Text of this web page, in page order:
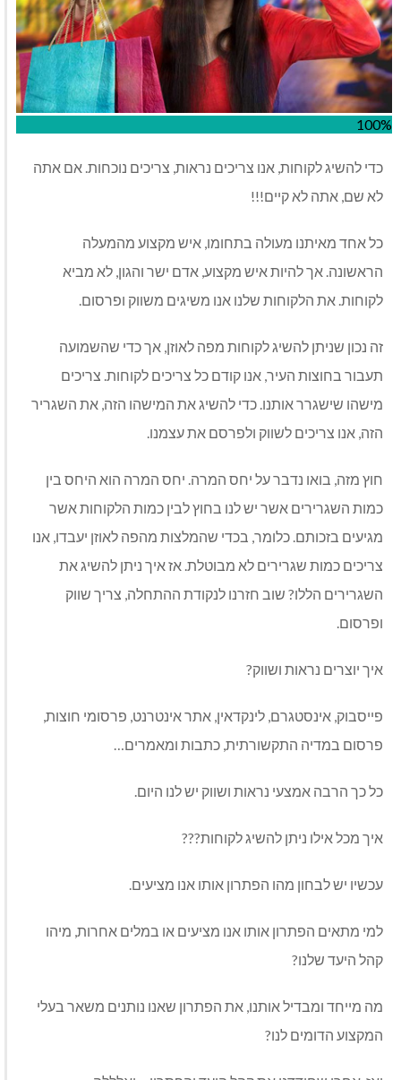
100%
כדי להשיג לקוחות, אנו צריכים נראות, צריכים נוכחות. אם אתה
לא שם, אתה לא קיים!!!
כל אחד מאיתנו מעולה בתחומו, איש מקצוע מהמעלה
הראשונה. אך להיות איש מקצוע, אדם ישר והגון, לא מביא
לקוחות. את הלקוחות שלנו אנו משיגים משווק ופרסום.
זה נכון שניתן להשיג לקוחות מפה לאוזן, אך כדי שהשמועה
תעבור בחוצות העיר, אנו קודם כל צריכים לקוחות. צריכים
מישהו שישגרר אותנו. כדי להשיג את המישהו הזה, את השגריר
הזה, אנו צריכים לשווק ולפרסם את עצמנו.
חוץ מזה, בואו נדבר על יחס המרה. יחס המרה הוא היחס בין
כמות השגרירים אשר יש לנו בחוץ לבין כמות הלקוחות אשר
מגיעים בזכותם. כלומר, בכדי שהמלצות מהפה לאוזן יעבדו, אנו
צריכים כמות שגרירים לא מבוטלת. אז איך ניתן להשיג את
השגרירים הללו? שוב חזרנו לנקודת ההתחלה, צריך שווק
ופרסום.
איך יוצרים נראות ושווק?
פייסבוק, אינסטגרם, לינקדאין, אתר אינטרנט, פרסומי חוצות,
פרסום במדיה התקשורתית, כתבות ומאמרים…
כל כך הרבה אמצעי נראות ושווק יש לנו היום.
איך מכל אילו ניתן להשיג לקוחות???
עכשיו יש לבחון מהו הפתרון אותו אנו מציעים.
למי מתאים הפתרון אותו אנו מציעים או במלים אחרות, מיהו
קהל היעד שלנו?
מה מייחד ומבדיל אותנו, את הפתרון שאנו נותנים משאר בעלי
המקצוע הדומים לנו?